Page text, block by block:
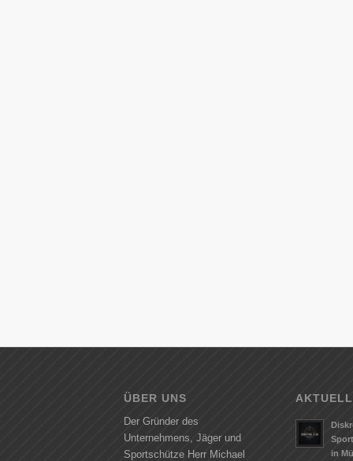
ÜBER UNS
Der Gründer des
Unternehmens, Jäger und
Sportschütze Herr Michael
in